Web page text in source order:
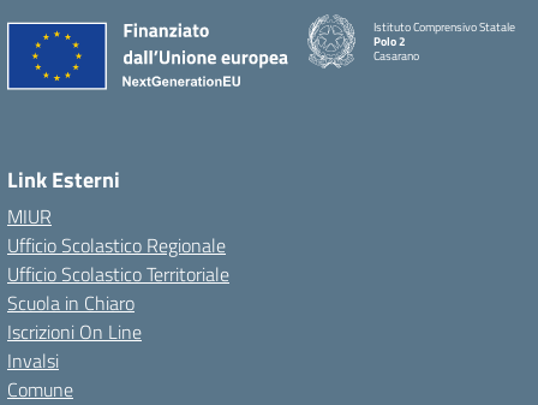
Istituto Comprensivo Statale
Polo 2
Casarano
Link Esterni
MIUR
Ufficio Scolastico Regionale
Ufficio Scolastico Territoriale
Scuola in Chiaro
Iscrizioni On Line
Invalsi
Comune